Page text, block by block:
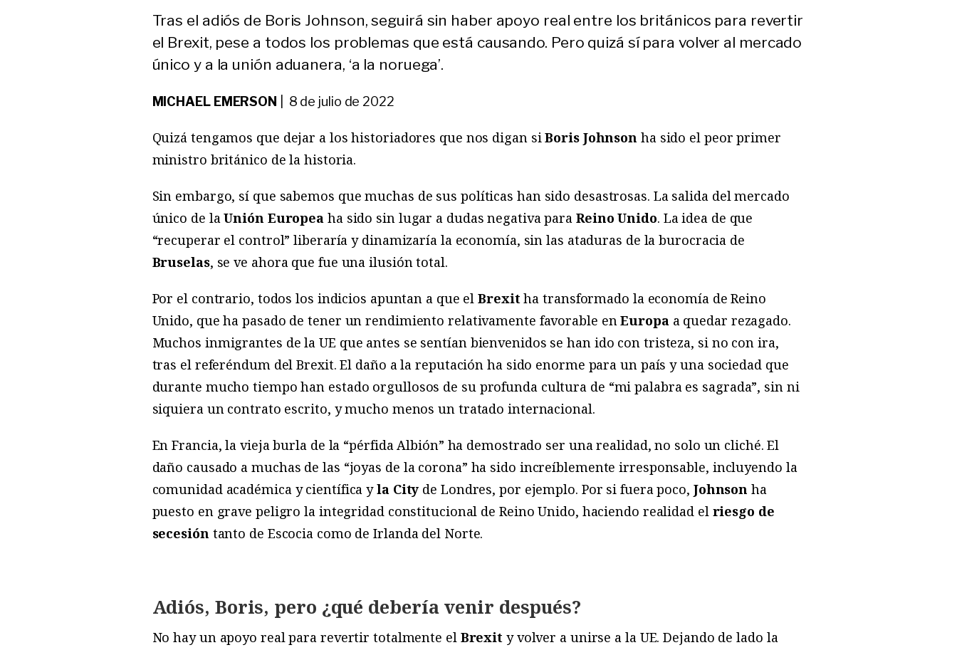
Tras el adiós de Boris Johnson, seguirá sin haber apoyo real entre los británicos para revertir
el Brexit, pese a todos los problemas que está causando. Pero quizá sí para volver al mercado
único y a la unión aduanera, ‘a la noruega’.
MICHAEL EMERSON | 8 de julio de 2022
Quizá tengamos que dejar a los historiadores que nos digan siBoris Johnson ha sido el peor primer
ministro británico de la historia.
Sin embargo, sí que sabemos que muchas de sus políticas han sido desastrosas. La salida del mercado
único de laUnión Europea ha sido sin lugar a dudas negativa para Reino Unido. La idea de que
“recuperar el control” liberaría y dinamizaría la economía, sin las ataduras de la burocracia de
Bruselas, se ve ahora que fue una ilusión total.
Por el contrario, todos los indicios apuntan a que elBrexitha transformado la economía de Reino
Unido, que ha pasado de tener un rendimiento relativamente favorable enEuropaa quedar rezagado.
Muchos inmigrantes de la UE que antes se sentían bienvenidos se han ido con tristeza, si no con ira,
tras el referéndum del Brexit. El daño a la reputación ha sido enorme para un país y una sociedad que
durante mucho tiempo han estado orgullosos de su profunda cultura de “mi palabra es sagrada”, sin ni
siquiera un contrato escrito, y mucho menos un tratado internacional.
En Francia, la vieja burla de la “pérfida Albión” ha demostrado ser una realidad, no solo un cliché. El
daño causado a muchas de las “joyas de la corona” ha sido increíblemente irresponsable, incluyendo la
comunidad académica y científica yla City de Londres, por ejemplo. Por si fuera poco, Johnson ha
puesto en grave peligro la integridad constitucional de Reino Unido, haciendo realidad el riesgo de
secesión tanto de Escocia como de Irlanda del Norte.
Adiós, Boris, pero ¿qué debería venir después?
No hay un apoyo real para revertir totalmente el Brexit y volver a unirse a la UE. Dejando de lado la